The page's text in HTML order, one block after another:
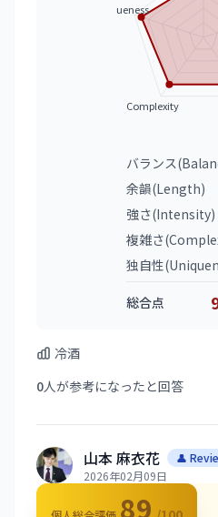
Complexity
Uniqueness
バランス
余韻(Length)
強さ(Intensity)
複雑さ
独自性
総合点
冷酒
0人が参考になったと回答
山本 麻衣花
👤
2026年02月09日
89